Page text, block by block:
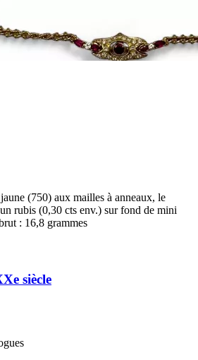
(750) aux mailles à anneaux, le
rubis (0,30 cts env.) sur fond de mini
: 16,8 grammes
siècle